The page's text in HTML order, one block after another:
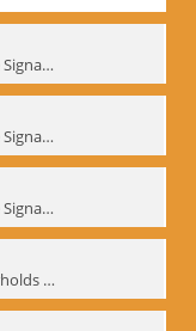
Tartuffe, Groupe IDEE - interne Signatur: BM-prt-192
Tartuffe, Groupe IDEE - interne Signatur: BM-prt-193
Tartuffe, Groupe IDEE - interne Signatur: BM-prt-194
Diskussion: Das Theater Meyerholds und die Biomechanik, 18.09.1995 - interne Signatur: BM-prt-200